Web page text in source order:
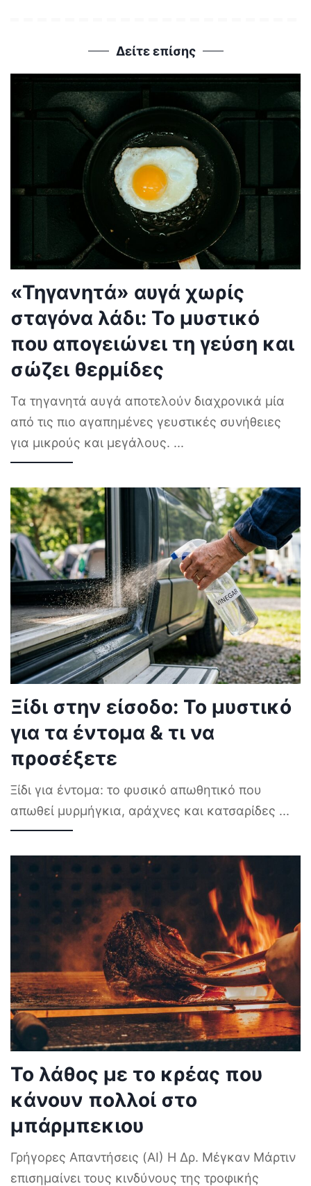
Δείτε επίσης
«Τηγανητά» αυγά χωρίς
σταγόνα λάδι: Το μυστικό
που απογειώνει τη γεύση και
σώζει θερμίδες
Τα τηγανητά αυγά αποτελούν διαχρονικά μία
από τις πιο αγαπημένες γευστικές συνήθειες
για μικρούς και μεγάλους. ...
Ξίδι στην είσοδο: Το μυστικό
για τα έντομα & τι να
προσέξετε
Ξίδι για έντομα: το φυσικό απωθητικό που
απωθεί μυρμήγκια, αράχνες και κατσαρίδες ...
Το λάθος με το κρέας που
κάνουν πολλοί στο
μπάρμπεκιου
Γρήγορες Απαντήσεις (AI) Η Δρ. Μέγκαν Μάρτιν
επισημαίνει τους κινδύνους της τροφικής